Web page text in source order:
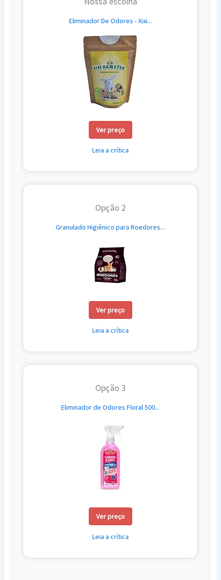
Eliminador De Odores - Xixi...
Ver preço
Leia a crítica
Opção 2
Granulado Higiênico para Roedores...
Ver preço
Leia a crítica
Opção 3
Eliminador de Odores Floral 500...
Ver preço
Leia a crítica